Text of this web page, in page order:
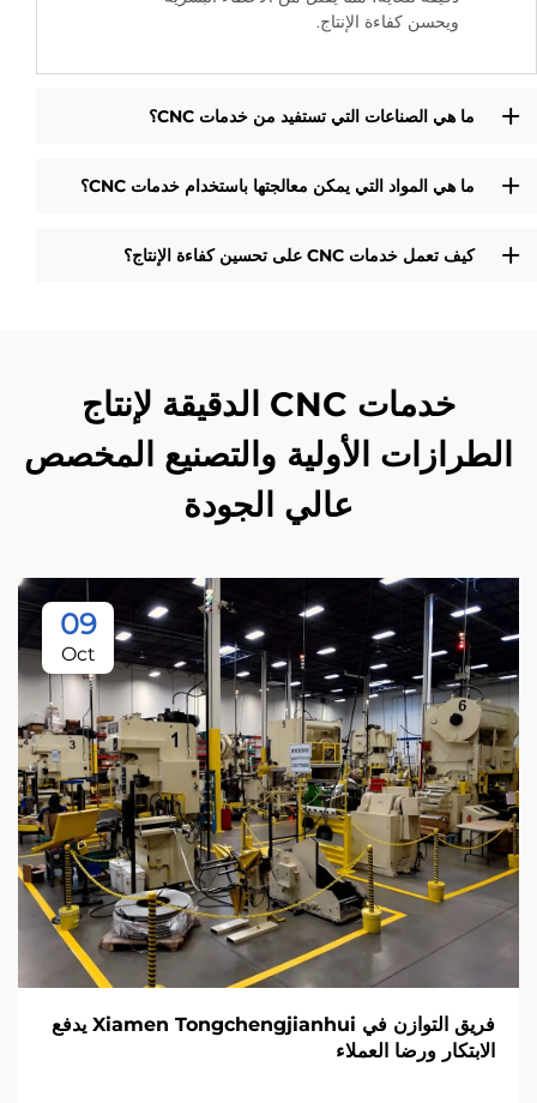
ويحسن كفاءة الإنتاج.
ما هي الصناعات التي تستفيد من خدمات CNC؟
ما هي المواد التي يمكن معالجتها باستخدام خدمات CNC؟
كيف تعمل خدمات CNC على تحسين كفاءة الإنتاج؟
خدمات CNC الدقيقة لإنتاج
الطرازات الأولية والتصنيع المخصص
عالي الجودة
09
Oct
فريق التوازن في Xiamen Tongchengjianhui يدفع
الابتكار ورضا العملاء